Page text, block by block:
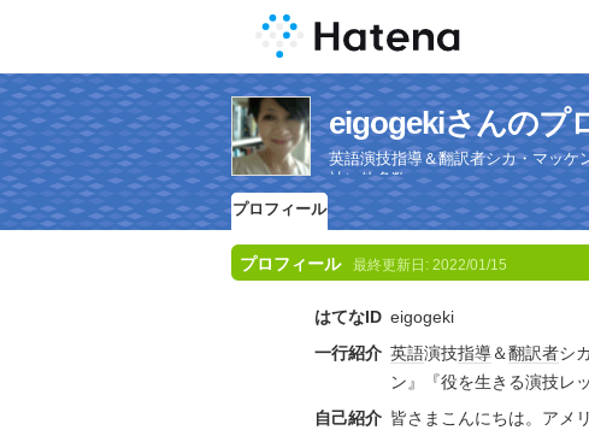
eigogekiさんのプ
英語演技指導＆翻訳者シカ・マッケ
社）他多数。
プロフィール
プロフィール 最終更新日: 2022/01/15
はてなID eigogeki
一行紹介 英語演技指導＆翻訳者シ
ン』『役を生きる演技レ
自己紹介 皆さまこんにちは。アメ